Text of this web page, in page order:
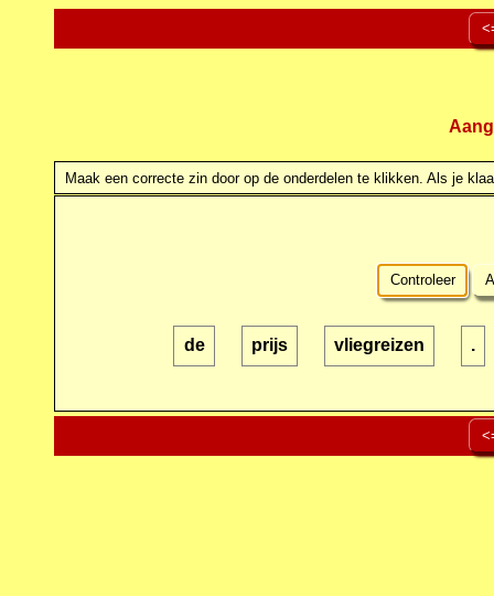
Maak een correcte zin door op de onderdelen te klikken. Als je
Controleer
de prijs vliegreizen .